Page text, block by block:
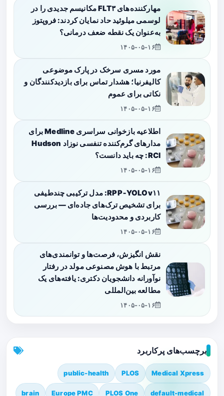
مهارکننده‌های FLT۳ مکانیسم جدیدی را در
لوسمی میلوئید حاد نمایان کردند: فروپتوز
به‌عنوان یک نقطه ضعف درمانی؟
۱۴۰۵-۰۵-۱۶
مورد مسری سرخک در پارک موضوعی
کالیفرنیا؛ هشدار تماس برای بازدیدکنندگان و
نکاتی برای عموم
۱۴۰۵-۰۵-۱۶
اطلاعیه بازخوانی سراسری Medline برای
مدارهای گرم‌کننده تنفسی نوزاد Hudson
RCI: چه باید دانست؟
۱۴۰۵-۰۵-۱۶
RPP‑YOLOv۱۱: مدل ترکیبی چندطیفی
برای تشخیص ترک‌های جاده‌ای — بررسی
کاربردی و محدودیت‌ها
۱۴۰۵-۰۵-۱۶
نقش انگیزش، فرصت‌ها و توانمندی‌های
مرتبط با هوش مصنوعی مولد در رفتار
نوآورانه دانشجویان دکتری: یافته‌های یک
مطالعه بین‌المللی
۱۴۰۵-۰۵-۱۶
برچسب‌های پرکاربرد
Medical Xpress
PLOS
public-health
default-medical
PLOS One
Europe PMC
brain